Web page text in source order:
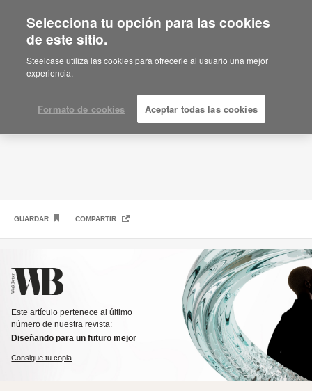
Qué dicen los líderes
GUARDAR COMPARTIR
Este artículo pertenece al último
número de nuestra revista:
Diseñando para un futuro mejor
Consigue tu copia
Selecciona tu opción para las cookies
de este sitio.
Steelcase utiliza las cookies para ofrecerle al usuario una mejor
experiencia.
Formato de cookies Aceptar todas las cookies